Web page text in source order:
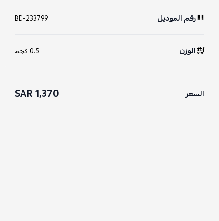
رقم الموديل BD-233799
الوزن 0.5 كجم
السعر 1,370 SAR